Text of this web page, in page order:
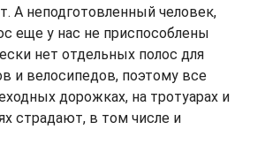
А неподготовленный человек,
еще у нас не приспособлены
нет отдельных полос для
и велосипедов, поэтому все
дорожках, на тротуарах и
страдают, в том числе и